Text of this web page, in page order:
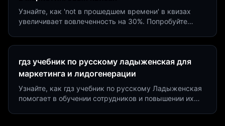
Узнайте, как 'not в прошедшем времени' в квизах
увеличивает вовлеченность на 30%. Попробуйте
гдз учебник по русскому ладыженская для
маркетинга и лидогенерации
Узнайте, как гдз учебник по русскому Ладыженская
помогает в обучении сотрудников и повышении их